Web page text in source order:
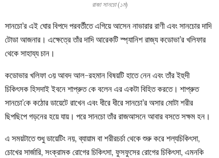
রাজা সানচো(১ম)
সানচো’র এই ঘোর বিপদে পরবর্তীতে এগিয়ে আসেন নাভারার রাণী এবং সানচোর দাদি
টোডা আজনার। এক্ষেত্রে তাঁর দাদি আরেকটি স্প্যানিশ রাজ্য কডোভা’র খলিফার
থেকে সাহায্য চান।
কডোভার খলিফা ৩য় আবদ আল-রহমান বিষয়টি হাতে নেন এবং তাঁর ইহুদী
চিকিৎসক হিসদাই ইবনে শাপ্রুত কে বলেন এর একটা বিহিত করতে। শাপ্রুত
সানচো’কে কঠোর ডায়েটে রাখেন এবং ধীরে ধীরে সানচো’র অসার মোটা শরীর
ছিপছিপে গড়নের হয়ে যায়। পরে সানচো তাঁর রাজআসনে আবার বসতে সক্ষম হন।
এ সময়টাতে শুধু ডায়েটিং নয়, ব্যায়াম বা শরীরচর্চা থেকে শুরু করে শল্যচিকিৎসা,
চোখের সার্জারি, সংক্রামক রোগের চিকিৎসা, ফুসফুসের রোগের চিকিৎসা, এমনকি